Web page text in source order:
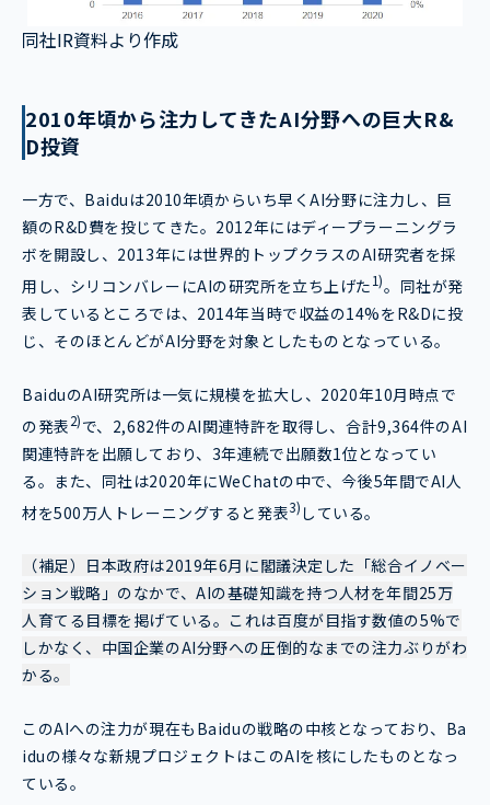
同社IR資料より作成
2010年頃から注力してきたAI分野への巨大R&
D投資
一方で、Baiduは2010年頃からいち早くAI分野に注力し、巨
額のR&D費を投じてきた。2012年にはディープラーニングラ
ボを開設し、2013年には世界的トップクラスのAI研究者を採
用し、シリコンバレーにAIの研究所を立ち上げた1)。同社が発
表しているところでは、2014年当時で収益の14%をR&Dに投
じ、そのほとんどがAI分野を対象としたものとなっている。
BaiduのAI研究所は一気に規模を拡大し、2020年10月時点で
の発表2)で、2,682件のAI関連特許を取得し、合計9,364件のAI
関連特許を出願しており、3年連続で出願数1位となってい
る。また、同社は2020年にWeChatの中で、今後5年間でAI人
材を500万人トレーニングすると発表3) している。
（補足）日本政府は2019年6月に閣議決定した「総合イノベー
ション戦略」のなかで、AIの基礎知識を持つ人材を年間25万
人育てる目標を掲げている。これは百度が目指す数値の5%で
しかなく、中国企業のAI分野への圧倒的なまでの注力ぶりがわ
かる。
このAIへの注力が現在もBaiduの戦略の中核となっており、Ba
iduの様々な新規プロジェクトはこのAIを核にしたものとなっ
ている。